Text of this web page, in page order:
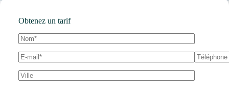
Obtenez un tarif